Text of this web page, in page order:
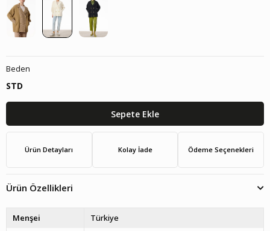
Beden
STD
Ürün Detayları Kolay İade Ödeme Seçenekleri
Ürün Özellikleri
Menşei
Türkiye